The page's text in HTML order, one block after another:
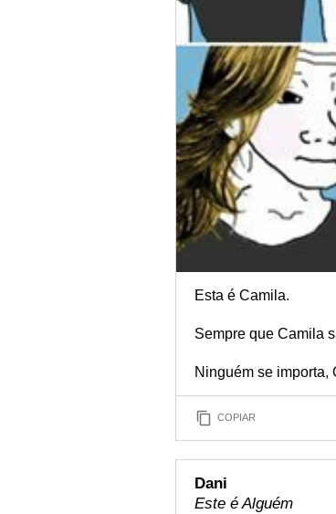
Esta é Camila.
Sempre que Camila
Ninguém se importa,
COPIAR
Dani
Este é Alguém